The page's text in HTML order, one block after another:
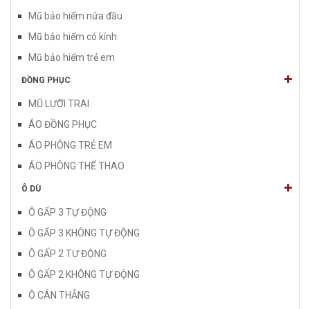
Mũ bảo hiểm nửa đầu
Mũ bảo hiểm có kính
Mũ bảo hiểm trẻ em
ĐỒNG PHỤC
MŨ LƯỠI TRAI
ÁO ĐỒNG PHỤC
ÁO PHÔNG TRẺ EM
ÁO PHÔNG THỂ THAO
Ô DÙ
Ô GẤP 3 TỰ ĐỘNG
Ô GẤP 3 KHÔNG TỰ ĐỘNG
Ô GẤP 2 TỰ ĐỘNG
Ô GẤP 2 KHÔNG TỰ ĐỘNG
Ô CÁN THẲNG